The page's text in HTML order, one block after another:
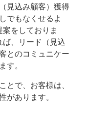
見込み顧客）獲得
でもなくせるよ
をしておりま
、リード（見込
とのコミュニケー
す。
で、お客様は、
があります。